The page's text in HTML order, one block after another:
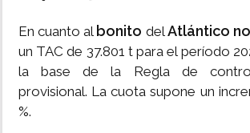
En cuanto al bonito delAtlántico
un TAC de 37.801 t para el período
la base de la Regla de
provisional. La cuota supone un
%.